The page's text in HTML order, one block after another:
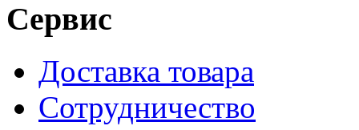
Сервис
Доставка товара
Сотрудничество